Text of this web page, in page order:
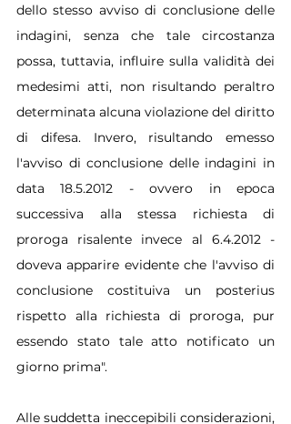
dello stesso avviso di conclusione delle
indagini, senza che tale circostanza
possa, tuttavia, influire sulla validità dei
medesimi atti, non risultando peraltro
determinata alcuna violazione del diritto
di difesa. Invero, risultando emesso
l'avviso di conclusione delle indagini in
data 18.5.2012 - ovvero in epoca
successiva alla stessa richiesta di
proroga risalente invece al 6.4.2012 -
doveva apparire evidente che l'avviso di
conclusione costituiva un posterius
rispetto alla richiesta di proroga, pur
essendo stato tale atto notificato un
giorno prima".
Alle suddetta ineccepibili considerazioni,